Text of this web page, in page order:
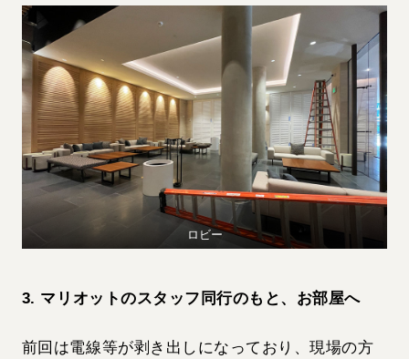
ロビー
3. マリオットのスタッフ同行のもと、お部屋へ
前回は電線等が剥き出しになっており、現場の方